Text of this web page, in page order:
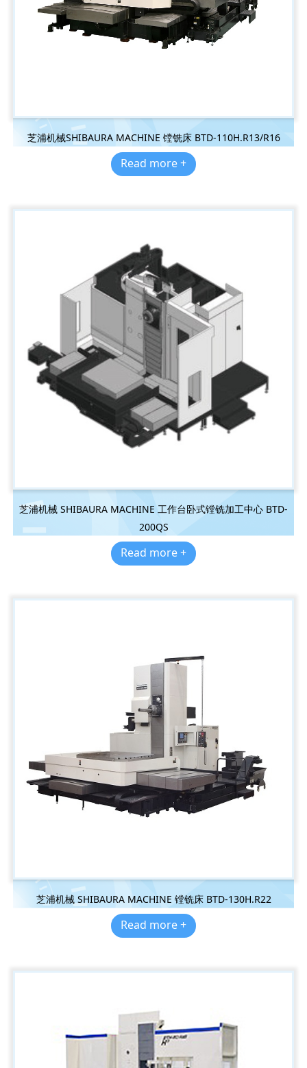
芝浦机械SHIBAURA MACHINE 镗铣床 BTD-110H.R13/R16
Read more +
芝浦机械 SHIBAURA MACHINE 工作台卧式镗铣加工中心 BTD-
200QS
Read more +
芝浦机械 SHIBAURA MACHINE 镗铣床 BTD-130H.R22
Read more +